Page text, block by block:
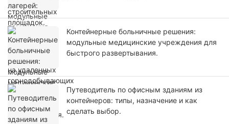
Контейнерные больничные решения:
модульные медицинские учреждения для
быстрого развертывания.
Путеводитель по офисным зданиям из
контейнеров: типы, назначение и как
сделать выбор.